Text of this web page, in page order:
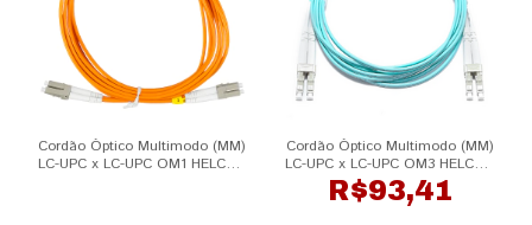
Cordão Óptico Multimodo (MM)
LC-UPC x LC-UPC OM1 HELCON
Cordão Óptico Multimodo (MM)
LC-UPC x LC-UPC OM3 HELCON
Telecom
R$93,41